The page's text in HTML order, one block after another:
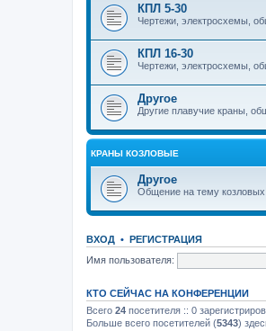
КПЛ 5-30
Чертежи, электросхемы,
КПЛ 16-30
Чертежи, электросхемы,
Другое
Другие плавучие краны,
КРАНЫ КОЗЛОВЫЕ
Другое
Общение на тему козловых
ВХОД • РЕГИСТРАЦИЯ
Имя пользователя:
КТО СЕЙЧАС НА КОНФЕРЕНЦИИ
Всего 24 посетителя :: 0
Больше всего посетителей (5343)